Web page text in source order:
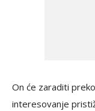
On će zaraditi
interesovanje